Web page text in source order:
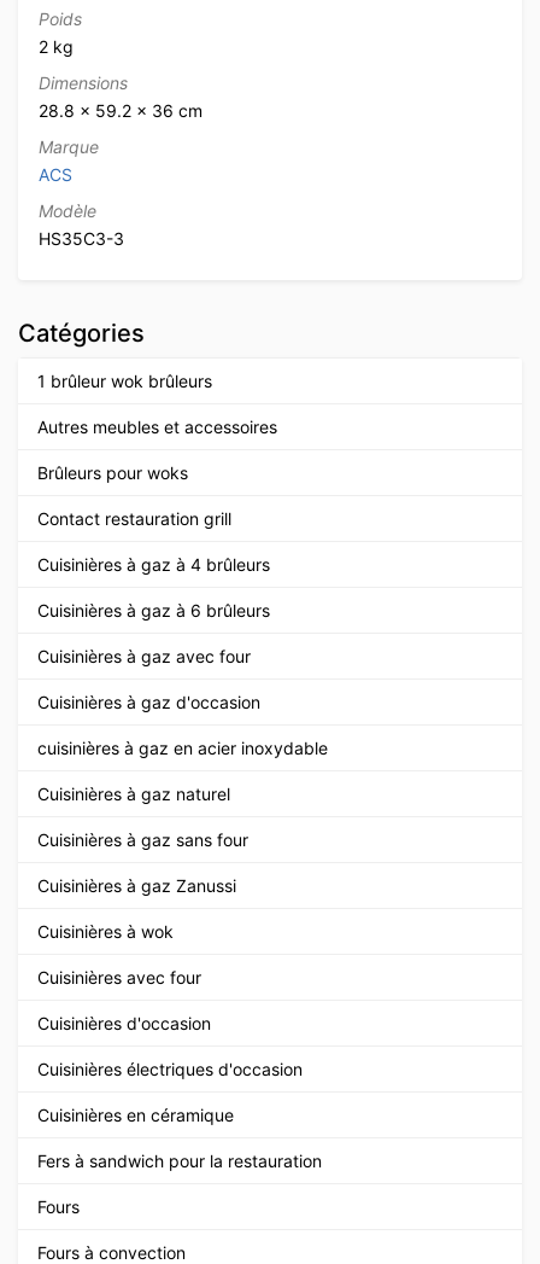
Poids
2 kg
Dimensions
28.8 × 59.2 × 36 cm
Marque
ACS
Modèle
HS35C3-3
Catégories
1 brûleur wok brûleurs
Autres meubles et accessoires
Brûleurs pour woks
Contact restauration grill
Cuisinières à gaz à 4 brûleurs
Cuisinières à gaz à 6 brûleurs
Cuisinières à gaz avec four
Cuisinières à gaz d'occasion
cuisinières à gaz en acier inoxydable
Cuisinières à gaz naturel
Cuisinières à gaz sans four
Cuisinières à gaz Zanussi
Cuisinières à wok
Cuisinières avec four
Cuisinières d'occasion
Cuisinières électriques d'occasion
Cuisinières en céramique
Fers à sandwich pour la restauration
Fours
Fours à convection